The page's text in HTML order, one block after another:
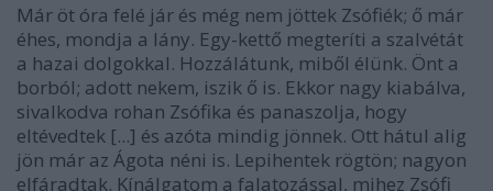
Már öt óra felé jár és még nem jöttek Zsófiék; ő már
éhes, mondja a lány. Egy-kettő megteríti a szalvétát
a hazai dolgokkal. Hozzálátunk, miből élünk. Önt a
borból; adott nekem, iszik ő is. Ekkor nagy kiabálva,
sivalkodva rohan Zsófika és panaszolja, hogy
eltévedtek [...] és azóta mindig jönnek. Ott hátul alig
jön már az Ágota néni is. Lepihentek rögtön; nagyon
elfáradtak. Kínálgatom a falatozással, mihez Zsófi